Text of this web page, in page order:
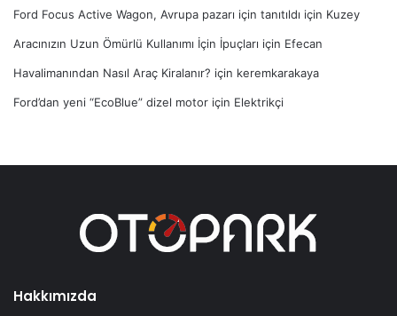
Ford Focus Active Wagon, Avrupa pazarı için tanıtıldı için Kuzey
Aracınızın Uzun Ömürlü Kullanımı İçin İpuçları için Efecan
Havalimanından Nasıl Araç Kiralanır? için keremkarakaya
Ford’dan yeni “EcoBlue” dizel motor için Elektrikçi
Hakkımızda